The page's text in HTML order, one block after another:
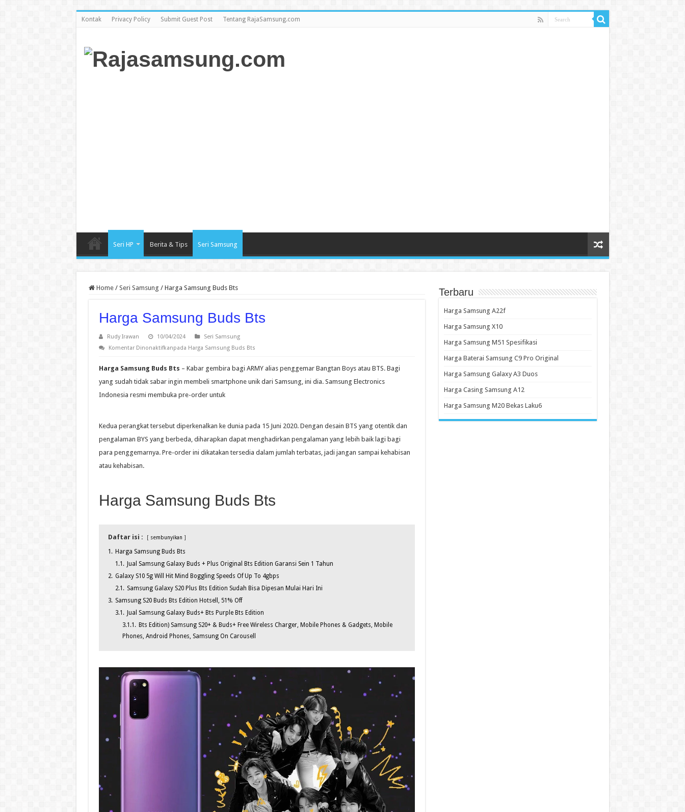
Kontak Privacy Policy Submit Guest Post Tentang RajaSamsung.com
Seri HP Berita & Tips Seri Samsung
Home / Seri Samsung / Harga Samsung Buds Bts
Harga Samsung Buds Bts
Rudy Irawan 10/04/2024
Seri Samsung
Komentar Dinonaktifkanpada Harga Samsung Buds Bts
Harga Samsung Buds Bts – Kabar gembira bagi ARMY alias penggemar Bangtan Boys atau BTS. Bagi
yang sudah tidak sabar ingin membeli smartphone unik dari Samsung, ini dia. Samsung Electronics
Indonesia resmi membuka pre-order untuk
Kedua perangkat tersebut diperkenalkan ke dunia pada 15 Juni 2020. Dengan desain BTS yang otentik dan
pengalaman BYS yang berbeda, diharapkan dapat menghadirkan pengalaman yang lebih baik lagi bagi
para penggemarnya. Pre-order ini dikatakan tersedia dalam jumlah terbatas, jadi jangan sampai kehabisan
atau kehabisan.
Harga Samsung Buds Bts
Daftar isi : sembunyikan
1. Harga Samsung Buds Bts
1.1.
Jual Samsung Galaxy Buds + Plus Original Bts Edition Garansi Sein 1 Tahun
2. Galaxy S10 5g Will Hit Mind Boggling Speeds Of Up To 4gbps
2.1. Samsung Galaxy S20 Plus Bts Edition Sudah Bisa Dipesan Mulai Hari Ini
3. Samsung S20 Buds Bts Edition Hotsell, 51% Off
3.1.
Jual Samsung Galaxy Buds+ Bts Purple Bts Edition
3.1.1. Bts Edition) Samsung S20+ & Buds+ Free Wireless Charger, Mobile Phones & Gadgets, Mobile
Phones, Android Phones, Samsung On Carousell
Terbaru
Harga Samsung A22f
Harga Samsung X10
Harga Samsung M51 Spesifikasi
Harga Baterai Samsung C9 Pro Original
Harga Samsung Galaxy A3 Duos
Harga Casing Samsung A12
Harga Samsung M20 Bekas Laku6